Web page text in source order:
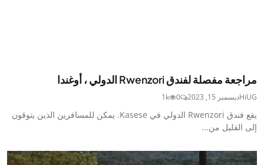
مراجعة مفصلة لفندق Rwenzori الدولي ، أوغندا
HiUGديسمبر 15, 2023 0
1k
يقع فندق Rwenzori الدولي في Kasese. يمكن للمسافرين الذين يتوقون
إلى القليل من...